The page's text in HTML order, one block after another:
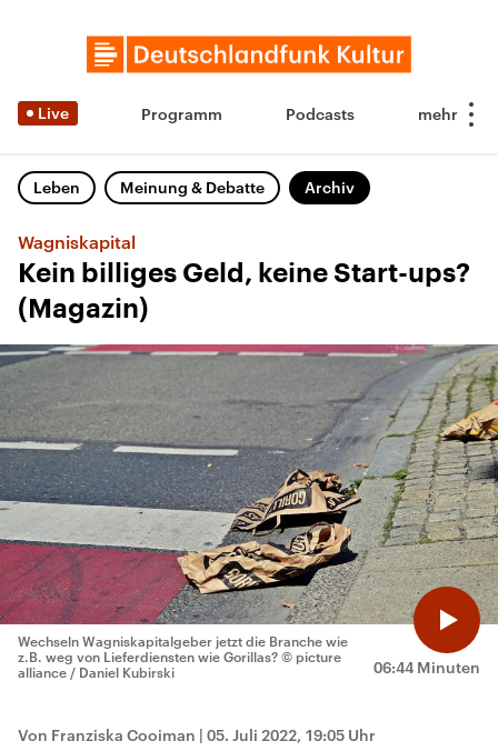
Live Programm Podcasts
Leben Meinung & Debatte Archiv
Wagniskapital
Kein billiges Geld, keine Start-ups?
(Magazin)
06:44 Minuten
Wechseln Wagniskapitalgeber jetzt die Branche wie
z.B. weg von Lieferdiensten wie Gorillas? © picture
alliance / Daniel Kubirski
Von Franziska Cooiman | 05. Juli 2022, 19:05 Uhr